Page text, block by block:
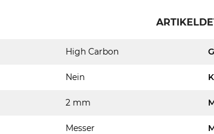
High Carbon
Nein
2 mm
Messer